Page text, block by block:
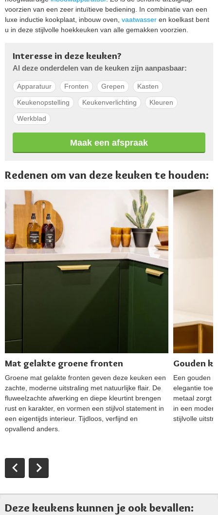
voorzien van een zeer intuïtieve bediening. In combinatie van een
luxe inductie kookplaat, inbouw oven, vaatwasser en koelkast bent
u in deze stijlvolle hoekkeuken van alle gemakken voorzien.
Interesse in deze keuken?
Al deze onderdelen van de keuken zijn aanpasbaar:
Apparatuur Fronten Grepen Kasten
Keukenopstelling Keukenverlichting Kleuren
Werkblad
Maak een afspraak
Redenen om van deze keuken te houden:
Mat gelakte groene fronten
Groene mat gelakte fronten geven deze keuken een
zachte, moderne uitstraling met natuurlijke flair. De
fluweelzachte afwerking en diepe kleurtint brengen
rust en karakter, en vormen een stijlvol statement in
een eigentijds interieur. Tijdloos, verfijnd en
opvallend anders.
Gouden
Een gouden
elegantie toe
metaal zorgt
in een
stijlvolle
Deze keukens kunnen je ook bevallen: